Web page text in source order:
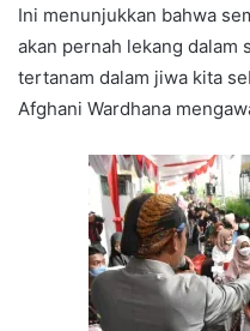
Ini menunjukkan bahwa
akan pernah lekang dalam
tertanam dalam jiwa kita
Afghani Wardhana